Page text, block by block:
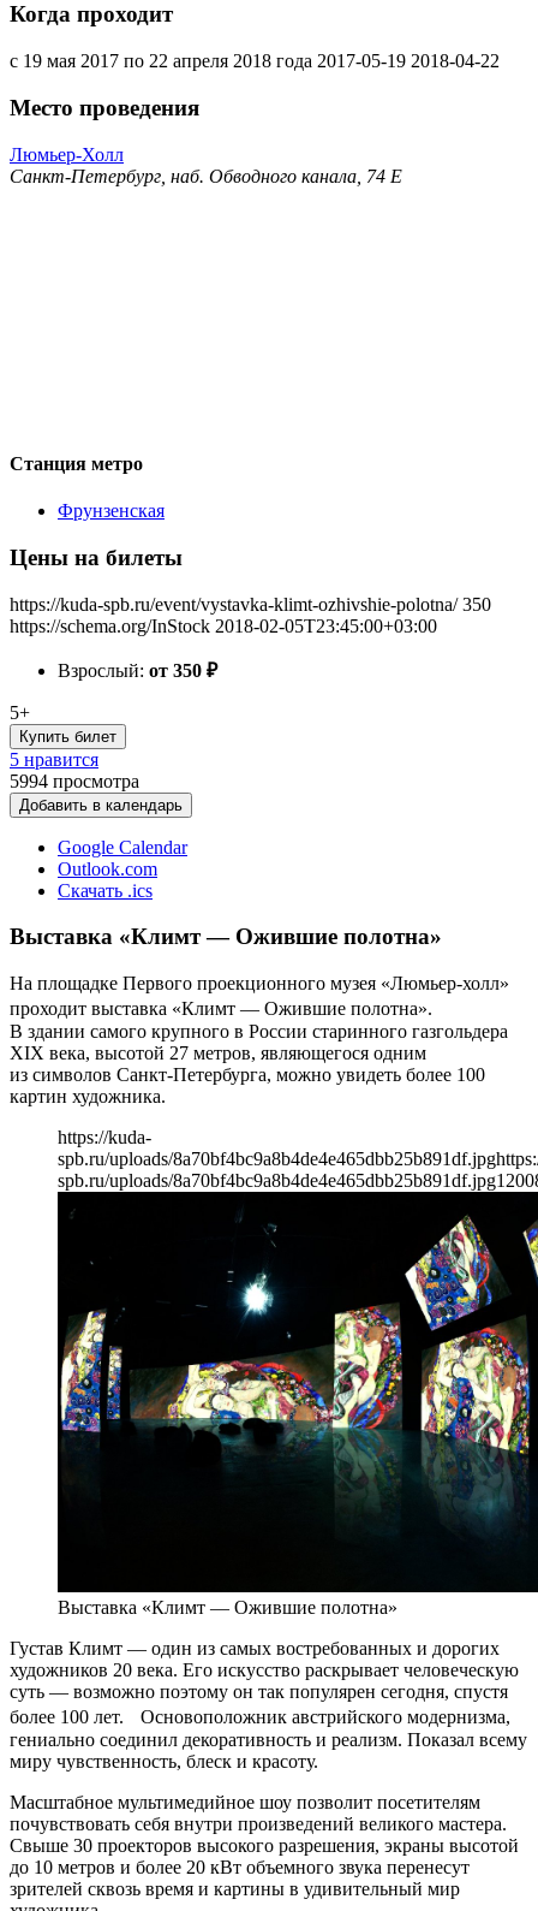
Когда проходит
с 19 мая 2017 по 22 апреля 2018 года 2017-05-19 2018-04-22
Место проведения
Люмьер-Холл
Санкт-Петербург, наб. Обводного канала, 74 Е
Станция метро
Фрунзенская
Цены на билеты
https://kuda-spb.ru/event/vystavka-klimt-ozhivshie-polotna/ 350
https://schema.org/InStock 2018-02-05T23:45:00+03:00
Взрослый: от 350 ₽
5+
Купить билет
5 нравится
5994 просмотра
Добавить в календарь
Google Calendar
Outlook.com
Скачать .ics
Выставка «Климт — Ожившие полотна»
На площадке Первого проекционного музея «Люмьер-холл»
проходит выставка «Климт — Ожившие полотна».
В здании самого крупного в России старинного газгольдера
XIX века, высотой 27 метров, являющегося одним
из символов Санкт-Петербурга, можно увидеть более 100
картин художника.
https://kuda-
spb.ru/uploads/8a70bf4bc9a8b4de4e465dbb25b891df.jpg
spb.ru/uploads/8a70bf4bc9a8b4de4e465dbb25b891df.jpg1200
Выставка «Климт — Ожившие полотна»
Густав Климт — один из самых востребованных и дорогих
художников 20 века. Его искусство раскрывает человеческую
суть — возможно поэтому он так популярен сегодня, спустя
более 100 лет. Основоположник австрийского модернизма,
гениально соединил декоративность и реализм. Показал всему
миру чувственность, блеск и красоту.
Масштабное мультимедийное шоу позволит посетителям
почувствовать себя внутри произведений великого мастера.
Свыше 30 проекторов высокого разрешения, экраны высотой
до 10 метров и более 20 кВт объемного звука перенесут
зрителей сквозь время и картины в удивительный мир